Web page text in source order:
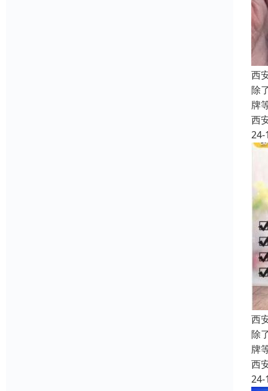
西
除
牌
西
24-
西
除
牌
西
24-